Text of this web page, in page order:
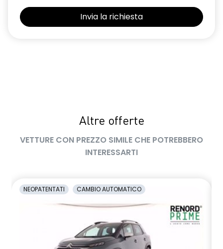
Selleria Stepway in tessuto blu e nero
Volante regolabile in altezza e profondità
Altre offerte
VETTURE CON PREZZO SIMILE CHE POTREBBERO
INTERESSARTI
NEOPATENTATI CAMBIO AUTOMATICO